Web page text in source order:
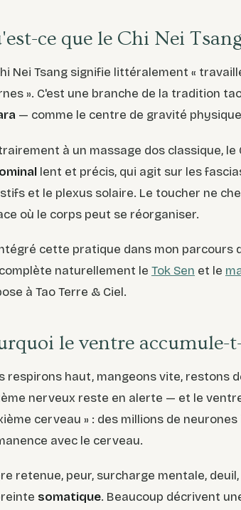
ce que le Chi Nei
Nei Tsang signifie littéralement «
». C'est une branche de la tradition
— comme le centre de gravité
à un massage dos classique, le
lent et précis, qui agit sur les
et le plexus solaire. Le toucher ne
où le corps peut se réorganiser.
cette pratique dans mon parcours
naturellement le Tok Sen et le
à Tao Terre & Ciel.
le ventre accumule-
respirons haut, mangeons vite, restons
nerveux reste en alerte — et le
cerveau » : des millions de
avec le cerveau.
retenue, peur, surcharge mentale,
somatique. Beaucoup décrivent